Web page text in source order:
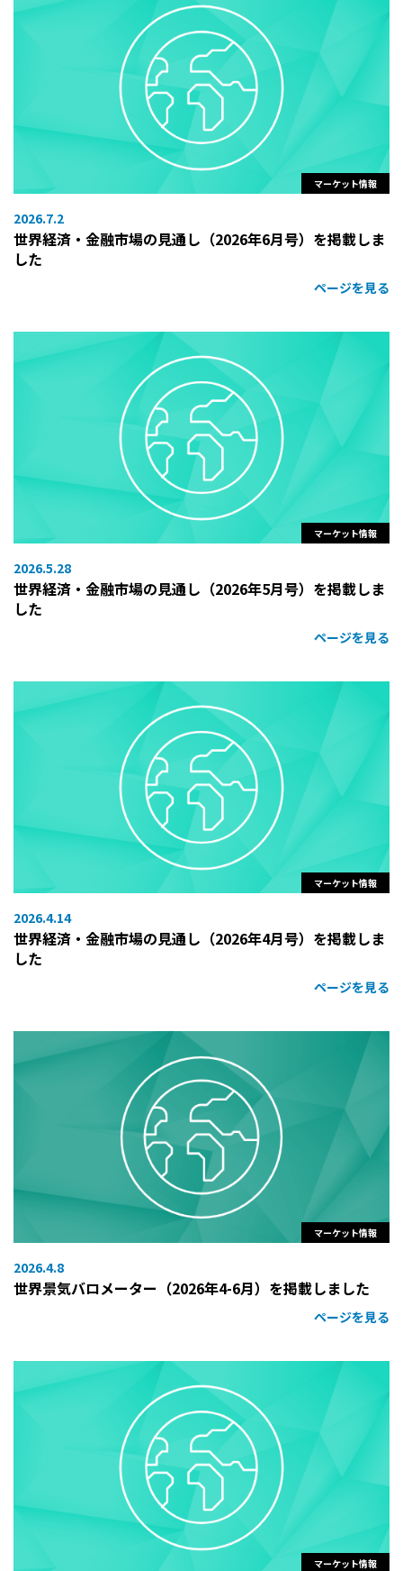
マーケット情報
2026.7.2
世界経済・金融市場の見通し（2026年6月号）を掲載しま
した
ページを見る
マーケット情報
2026.5.28
世界経済・金融市場の見通し（2026年5月号）を掲載しま
した
ページを見る
マーケット情報
2026.4.14
世界経済・金融市場の見通し（2026年4月号）を掲載しま
した
ページを見る
マーケット情報
2026.4.8
世界景気バロメーター（2026年4-6月）を掲載しました
ページを見る
マーケット情報